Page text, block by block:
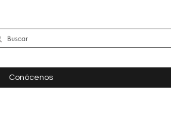
Conócenos